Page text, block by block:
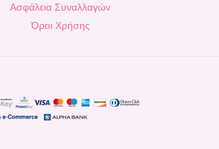
Ασφάλεια Συναλλαγών
Όροι Χρήσης